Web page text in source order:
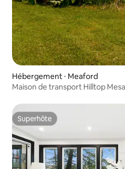
Hébergement ⋅ Meaford
Maison de transport Hilltop
Superhôte
Superhôte